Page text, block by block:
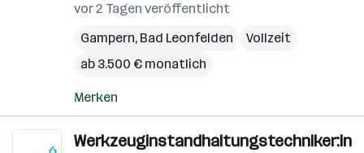
vor 2 Tagen veröffentlicht
Gampern, Bad Leonfelden
Vollzeit
ab 3.500 € monatlich
Merken
Werkzeuginstandhaltungstechniker:in